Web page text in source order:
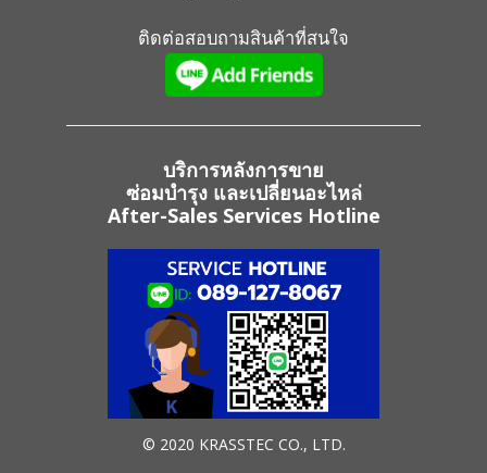
ติดต่อสอบถามสินค้าที่สนใจ
บริการหลังการขาย
ซ่อมบำรุง และเปลี่ยนอะไหล่
After-Sales Services Hotline
© 2020 KRASSTEC CO., LTD.